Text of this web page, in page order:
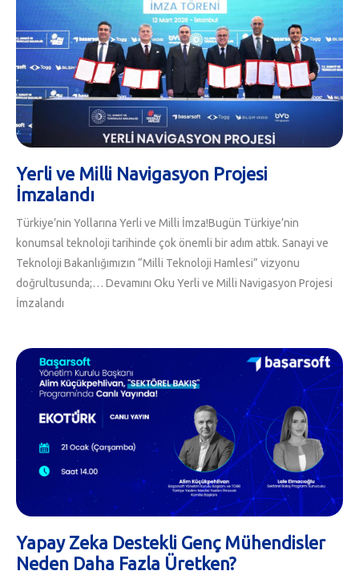
Yerli ve Milli Navigasyon Projesi
İmzalandı
Türkiye’nin Yollarına Yerli ve Milli İmza!Bugün Türkiye’nin
konumsal teknoloji tarihinde çok önemli bir adım attık. Sanayi ve
Teknoloji Bakanlığımızın “Milli Teknoloji Hamlesi” vizyonu
doğrultusunda;… Devamını Oku Yerli ve Milli Navigasyon Projesi
İmzalandı
Yapay Zeka Destekli Genç Mühendisler
Neden Daha Fazla Üretken?